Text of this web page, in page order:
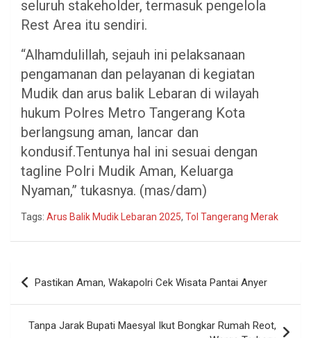
seluruh stakeholder, termasuk pengelola
Rest Area itu sendiri.
“Alhamdulillah, sejauh ini pelaksanaan
pengamanan dan pelayanan di kegiatan
Mudik dan arus balik Lebaran di wilayah
hukum Polres Metro Tangerang Kota
berlangsung aman, lancar dan
kondusif.Tentunya hal ini sesuai dengan
tagline Polri Mudik Aman, Keluarga
Nyaman,” tukasnya. (mas/dam)
Tags: Arus Balik Mudik Lebaran 2025, Tol Tangerang Merak
Navigasi
pos
Pastikan Aman, Wakapolri Cek Wisata Pantai Anyer
Tanpa Jarak Bupati Maesyal Ikut Bongkar Rumah Reot,